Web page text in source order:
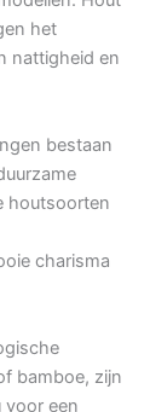
het
nattigheid en
bestaan
houtsoorten
charisma
bamboe, zijn
voor een